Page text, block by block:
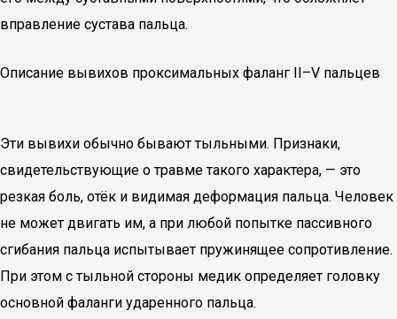
вправление сустава пальца.
Описание вывихов проксимальных фаланг II–V пальцев
Эти вывихи обычно бывают тыльными. Признаки,
свидетельствующие о травме такого характера, — это
резкая боль, отёк и видимая деформация пальца. Человек
не может двигать им, а при любой попытке пассивного
сгибания пальца испытывает пружинящее сопротивление.
При этом с тыльной стороны медик определяет головку
основной фаланги ударенного пальца.